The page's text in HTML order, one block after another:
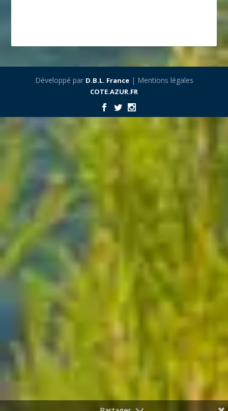
Développé par D.B.L. France| Mentions légales
COTE.AZUR.FR